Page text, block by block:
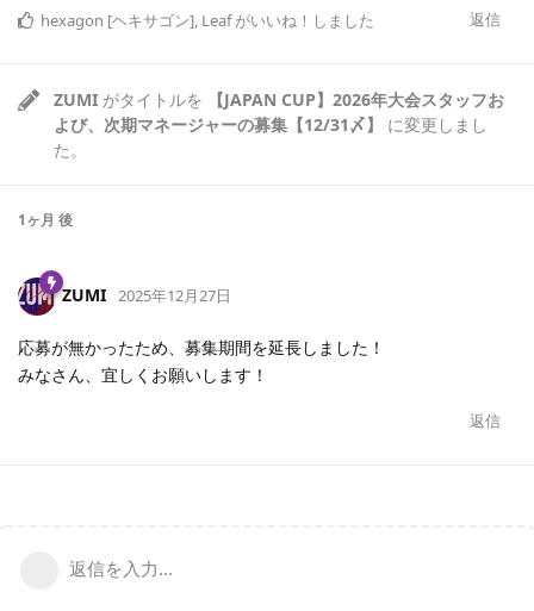
返信
hexagon [ヘキサゴン], Leafがいいね！しました
ZUMI がタイトルを
【JAPAN CUP】2026年大会スタッフお
よび、次期マネージャーの募集【12/31〆】
に変更しまし
た。
1ヶ月 後
ZUMI 2025年12月27日
応募が無かったため、募集期間を延長しました！
みなさん、宜しくお願いします！
返信
返信を入力...